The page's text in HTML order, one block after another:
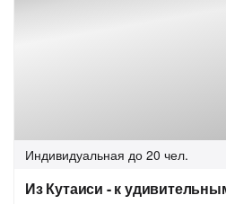
Индивидуальная до 20 чел.
Из Кутаиси - к